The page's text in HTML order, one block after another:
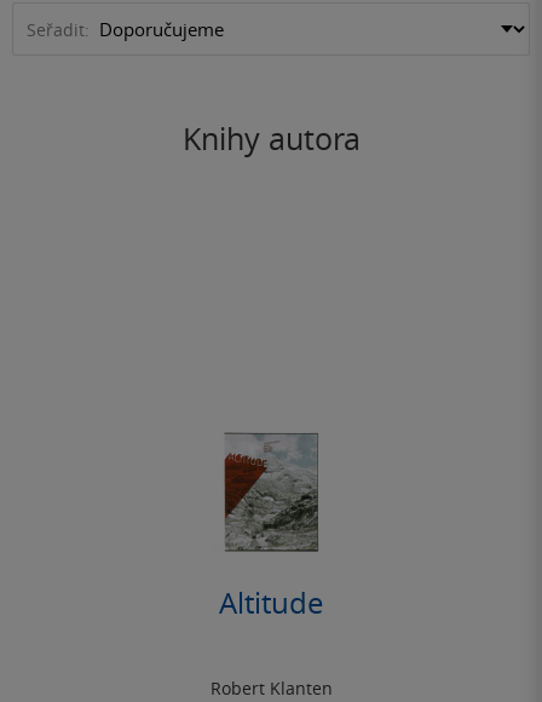
Seřadit:
Knihy autora
Altitude
Robert Klanten